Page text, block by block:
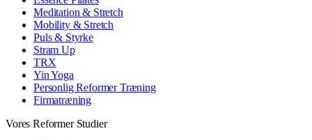
Meditation & Stretch
Mobility & Stretch
Puls & Styrke
Stram Up
TRX
Yin Yoga
Personlig Reformer Træning
Firmatræning
Vores Reformer Studier